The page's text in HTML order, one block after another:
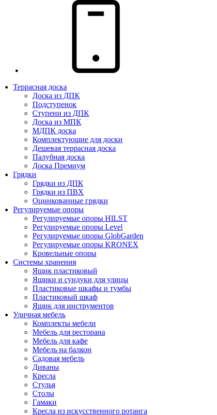
Террасная доска
Доска из ДПК
Подступенок
Ступени из ДПК
Доска из МПК
МДПК доска
Комплектующие для доски
Дешевая террасная доска
Палубная доска
Доска Премиум
Грядки
Грядки из ДПК
Грядки из ПВХ
Оцинкованные грядки
Регулируемые опоры
Регулируемые опоры HILST
Регулируемые опоры Level
Регулируемые опоры GlobGarden
Регулируемые опоры KRONEX
Кровельные опоры
Системы хранения
Ящик пластиковый
Ящики и сундуки для улицы
Пластиковые шкафы и тумбы
Пластиковый шкаф
Ящик для инструментов
Уличная мебель
Комплекты мебели
Мебель для ресторана
Мебель для кафе
Мебель на балкон
Садовая мебель
Диваны
Кресла
Стулья
Столы
Гамаки
Кресла из искусственного ротанга